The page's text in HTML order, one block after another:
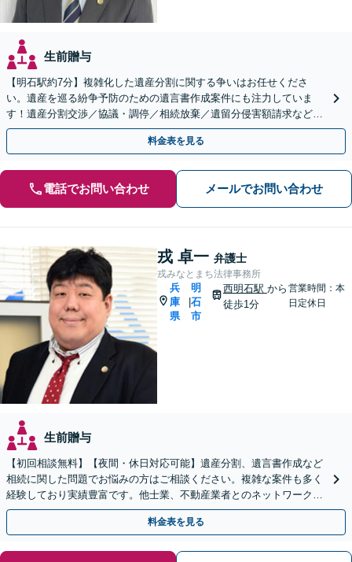
生前贈与
【明石駅約7分】複雑化した遺産分割に関する争いはお任せくださ
い。遺産を巡る紛争予防のための遺言書作成案件にも注力していま
す！遺産分割交渉／協議・調停／相続放棄／遺留分侵害額請求など
【Web相談可】【初回相談無料】【夜間面談可】
料金表を見る
電話でお問い合わせ メールでお問い合わせ
戎 卓一 弁護士
戎みなとまち法律事務所
兵
庫
県
|
明
石
市
西明石駅 から
徒歩1分
営業時間：本
日定休日
生前贈与
【初回相談無料】【夜間・休日対応可能】遺産分割、遺言書作成など
相続に関した問題でお悩みの方はご相談ください。複雑な案件も多く
経験しており実績豊富です。他士業、不動産業者とのネットワークが
あり、迅速解決が可能です。ぜひ一度ご相談ください。
料金表を見る